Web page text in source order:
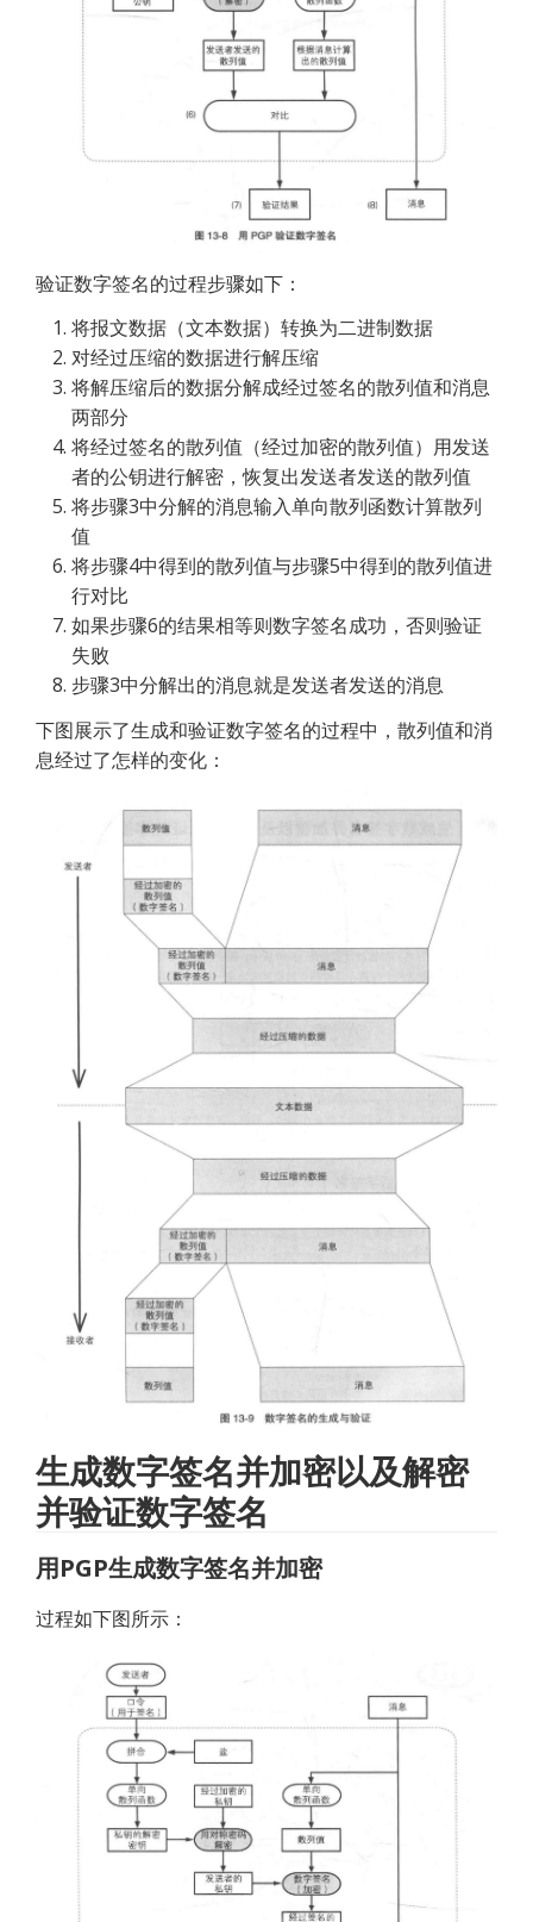
验证数字签名的过程步骤如下：
将报文数据（文本数据）转换为二进制数据
对经过压缩的数据进行解压缩
将解压缩后的数据分解成经过签名的散列值和消息
两部分
将经过签名的散列值（经过加密的散列值）用发送
者的公钥进行解密，恢复出发送者发送的散列值
将步骤3中分解的消息输入单向散列函数计算散列
值
将步骤4中得到的散列值与步骤5中得到的散列值进
行对比
如果步骤6的结果相等则数字签名成功，否则验证
失败
步骤3中分解出的消息就是发送者发送的消息
下图展示了生成和验证数字签名的过程中，散列值和消
息经过了怎样的变化：
生成数字签名并加密以及解密
并验证数字签名
用PGP生成数字签名并加密
过程如下图所示：